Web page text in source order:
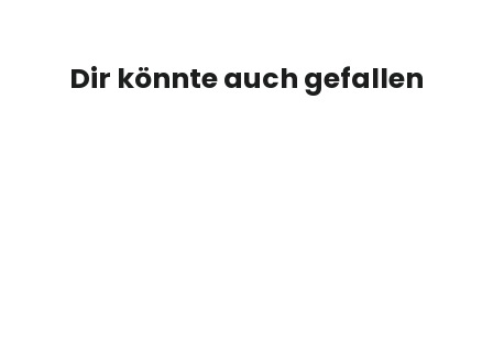
Dir könnte auch gefallen